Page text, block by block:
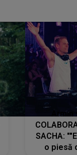
SACHA:
o piesă